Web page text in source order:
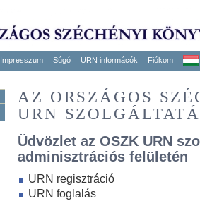
Impresszum Súgó URN informácók Fiókom
AZ ORSZÁGOS
URN
Üdvözlet az OSZK URN
adminisztrációs felületén
URN regisztráció
URN foglalás